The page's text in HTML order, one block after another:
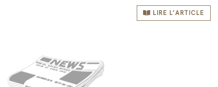
LIRE L’ARTICLE